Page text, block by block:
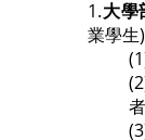
1.大學
業學生
者